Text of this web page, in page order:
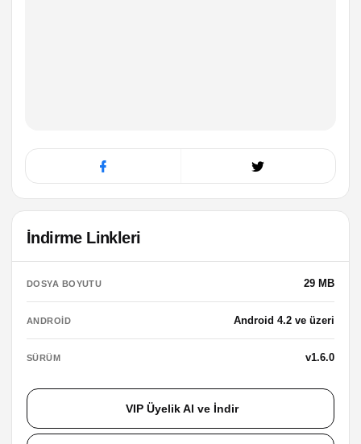
İndirme Linkleri
DOSYA BOYUTU 29 MB
ANDROID Android 4.2 ve üzeri
SÜRÜM v1.6.0
VIP Üyelik Al ve İndir